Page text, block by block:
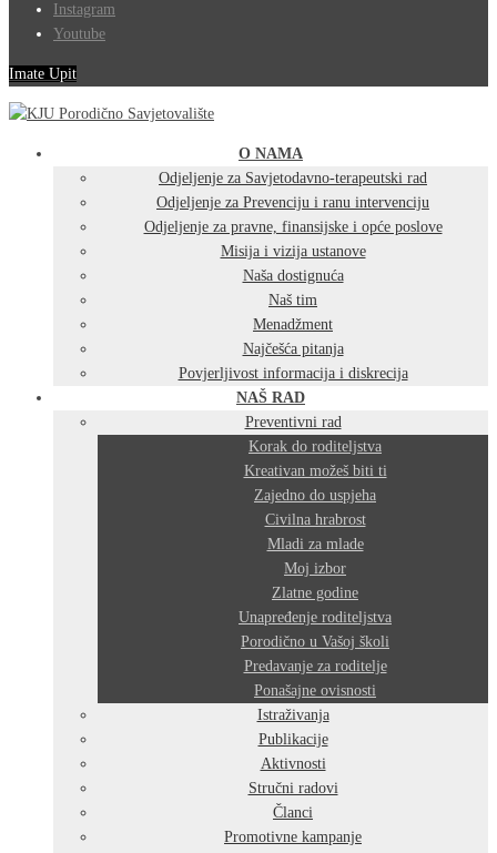
Instagram
Youtube
Imate Upit
O NAMA
Odjeljenje za Savjetodavno-terapeutski rad
Odjeljenje za Prevenciju i ranu intervenciju
Odjeljenje za pravne, finansijske i opće poslove
Misija i vizija ustanove
Naša dostignuća
Naš tim
Menadžment
Najčešća pitanja
Povjerljivost informacija i diskrecija
NAŠ RAD
Preventivni rad
Korak do roditeljstva
Kreativan možeš biti ti
Zajedno do uspjeha
Civilna hrabrost
Mladi za mlade
Moj izbor
Zlatne godine
Unapređenje roditeljstva
Porodično u Vašoj školi
Predavanje za roditelje
Ponašajne ovisnosti
Istraživanja
Publikacije
Aktivnosti
Stručni radovi
Članci
Promotivne kampanje